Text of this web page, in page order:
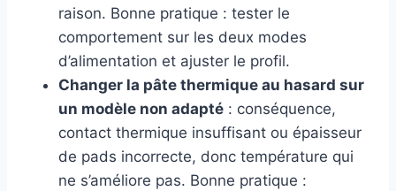
raison. Bonne pratique : tester le
comportement sur les deux modes
d’alimentation et ajuster le profil.
Changer la pâte thermique au hasard sur
un modèle non adapté : conséquence,
contact thermique insuffisant ou épaisseur
de pads incorrecte, donc température qui
ne s’améliore pas. Bonne pratique :